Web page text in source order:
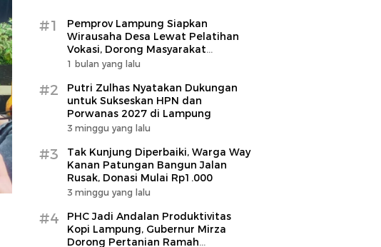
#1
Pemprov Lampung Siapkan
Wirausaha Desa Lewat Pelatihan
Vokasi, Dorong Masyarakat
Ciptakan Lapangan Kerja
1 bulan yang lalu
#2
Putri Zulhas Nyatakan Dukungan
untuk Sukseskan HPN dan
Porwanas 2027 di Lampung
3 minggu yang lalu
#3
Tak Kunjung Diperbaiki, Warga Way
Kanan Patungan Bangun Jalan
Rusak, Donasi Mulai Rp1.000
3 minggu yang lalu
#4
PHC Jadi Andalan Produktivitas
Kopi Lampung, Gubernur Mirza
Dorong Pertanian Ramah